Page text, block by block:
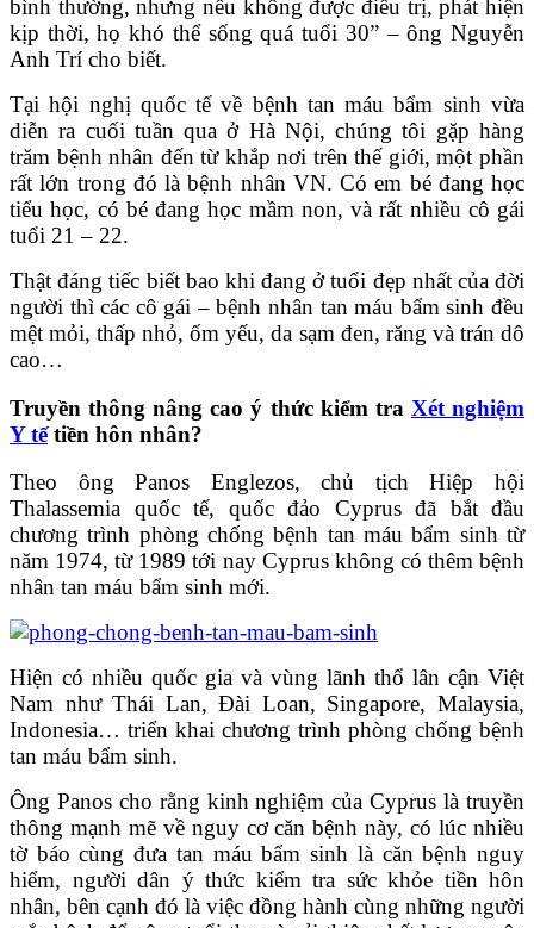
bình thường, nhưng nếu không được điều trị, phát hiện
kịp thời, họ khó thể sống quá tuổi 30” – ông Nguyễn
Anh Trí cho biết.
Tại hội nghị quốc tế về bệnh tan máu bẩm sinh vừa
diễn ra cuối tuần qua ở Hà Nội, chúng tôi gặp hàng
trăm bệnh nhân đến từ khắp nơi trên thế giới, một phần
rất lớn trong đó là bệnh nhân VN. Có em bé đang học
tiểu học, có bé đang học mầm non, và rất nhiều cô gái
tuổi 21 – 22.
Thật đáng tiếc biết bao khi đang ở tuổi đẹp nhất của đời
người thì các cô gái – bệnh nhân tan máu bẩm sinh đều
mệt mỏi, thấp nhỏ, ốm yếu, da sạm đen, răng và trán dô
cao…
Truyền thông nâng cao ý thức kiểm tra Xét nghiệm
Y tếtiền hôn nhân?
Theo ông Panos Englezos, chủ tịch Hiệp hội
Thalassemia quốc tế, quốc đảo Cyprus đã bắt đầu
chương trình phòng chống bệnh tan máu bẩm sinh từ
năm 1974, từ 1989 tới nay Cyprus không có thêm bệnh
nhân tan máu bẩm sinh mới.
Hiện có nhiều quốc gia và vùng lãnh thổ lân cận Việt
Nam như Thái Lan, Đài Loan, Singapore, Malaysia,
Indonesia… triển khai chương trình phòng chống bệnh
tan máu bẩm sinh.
Ông Panos cho rằng kinh nghiệm của Cyprus là truyền
thông mạnh mẽ về nguy cơ căn bệnh này, có lúc nhiều
tờ báo cùng đưa tan máu bẩm sinh là căn bệnh nguy
hiểm, người dân ý thức kiểm tra sức khỏe tiền hôn
nhân, bên cạnh đó là việc đồng hành cùng những người